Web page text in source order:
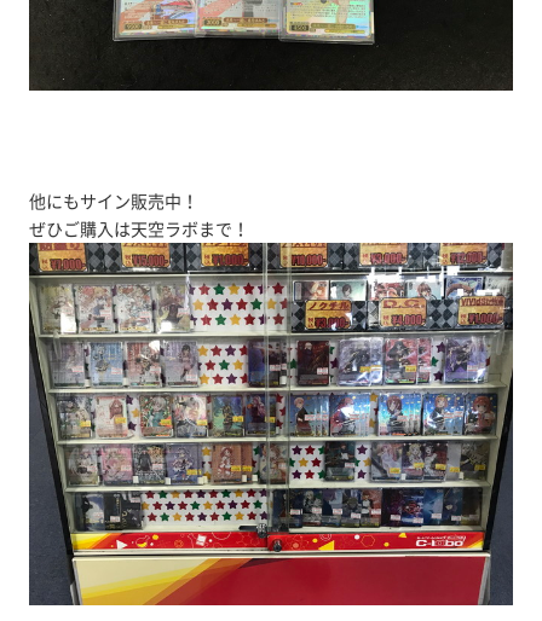
他にもサイン販売中！
ぜひご購入は天空ラボまで！